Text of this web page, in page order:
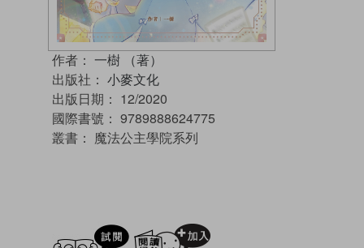
作者： 一樹 （著）
出版社： 小麥文化
出版日期： 12/2020
國際書號： 9789888624775
叢書： 魔法公主學院系列
試閲